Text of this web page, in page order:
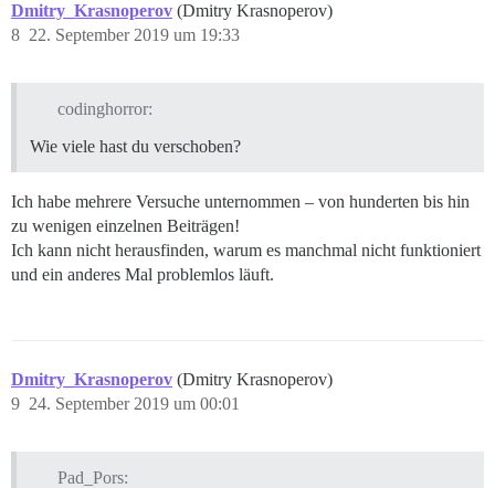
Dmitry_Krasnoperov (Dmitry Krasnoperov)
22. September 2019 um 19:33
8
codinghorror:
Wie viele hast du verschoben?
Ich habe mehrere Versuche unternommen – von hunderten bis hin
zu wenigen einzelnen Beiträgen!
Ich kann nicht herausfinden, warum es manchmal nicht funktioniert
und ein anderes Mal problemlos läuft.
Dmitry_Krasnoperov (Dmitry Krasnoperov)
24. September 2019 um 00:01
9
Pad_Pors: